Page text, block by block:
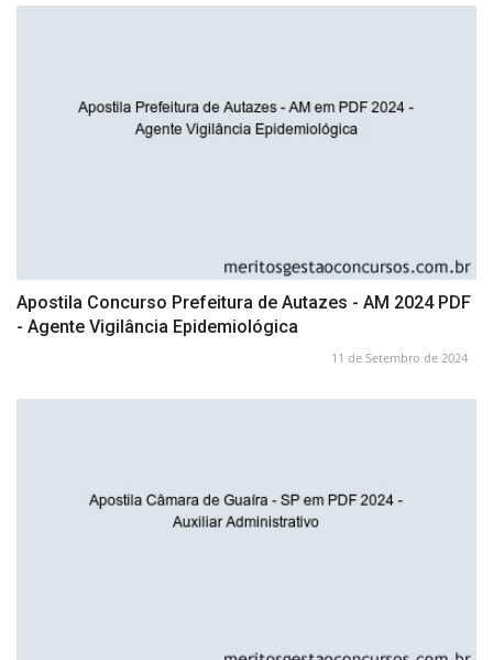
Apostila Concurso Prefeitura de Autazes - AM 2024 PDF
- Agente Vigilância Epidemiológica
11 de Setembro de 2024